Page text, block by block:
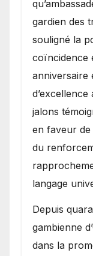
gardien des
souligné la
coïncidence
anniversaire
d’excellence
jalons
en faveur
du
langage
​Depuis
gambienne
dans la